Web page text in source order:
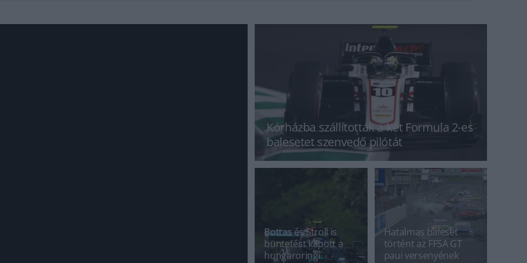
Kórházba szállították a két Formula 2-es
balesetet szenvedő pilótát
Bottas és Stroll is
büntetést kapott a
hungaroringi
Hatalmas baleset
történt az FFSA GT
paui versenyének